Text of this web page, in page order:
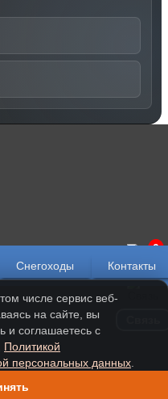
Снегоходы Контакты
0
числе сервис веб-
на сайте, вы
и соглашаетесь с
Политикой
персональных данных